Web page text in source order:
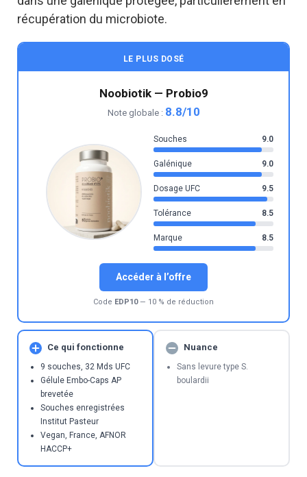
récupération du microbiote.
LE PLUS DOSÉ
Noobiotik — Probio9
Note globale : 8.8/10
Souches 9.0
Galénique 9.0
Dosage UFC 9.5
Tolérance 8.5
Marque 8.5
Accéder à l’offre
Code EDP10— 10 % de réduction
Ce qui fonctionne
9 souches, 32 Mds UFC
Gélule Embo-Caps AP
brevetée
Souches enregistrées
Institut Pasteur
Vegan, France, AFNOR
HACCP+
Nuance
Sans levure type S.
boulardii